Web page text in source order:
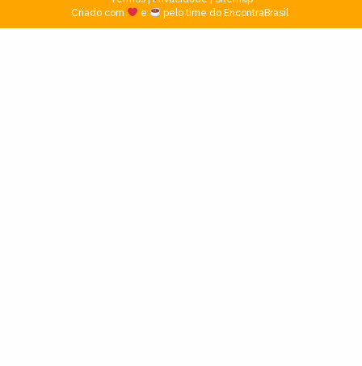
Criado com
e pelo time do EncontraBrasil